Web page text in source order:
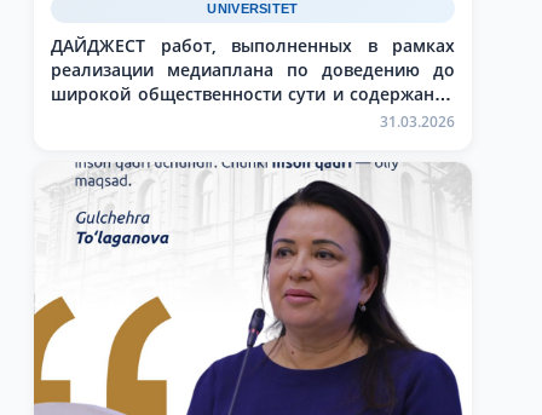
UNIVERSITET
ДАЙДЖЕСТ работ, выполненных в рамках
реализации медиаплана по доведению до
широкой общественности сути и содержания
задач, обозначенных в Послании Президента
Олий Мажлису и народу Узбекистана
31.03.2026